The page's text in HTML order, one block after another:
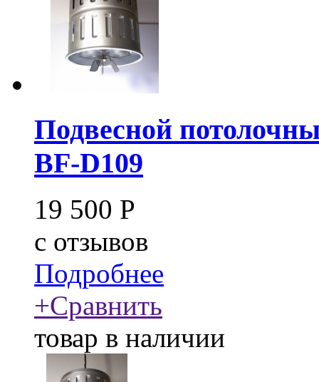
Подвесной
BF-D109
19 500 Р
c отзывов
Подробнее
+Сравнить
товар в наличии